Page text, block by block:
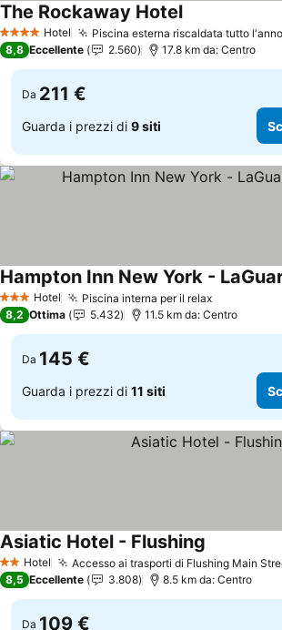
4 Stelle Hotel Piscina esterna riscaldata tutto l'anno
The Rockaway HotelScopri i prezzi
8,8 Eccellente 2.560 17.8 km da: Centro
Da 211 €
Guarda i prezzi di 9 siti
3 StelleHotel Piscina interna per il relaxScopri i
Hampton Inn New York -
8,2 Ottima 5.432 11.5 km da: Centro
Da 145 €
Guarda i prezzi di 11 siti
2 StelleHotel Accesso ai trasporti di Flushing Main
Asiatic Hotel - Flushing
8,5 Eccellente 3.808 8.5 km da: Centro
Da 109 €